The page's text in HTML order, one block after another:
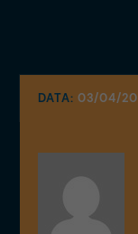
DATA:03/04/20